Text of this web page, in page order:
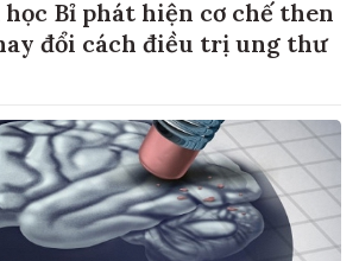
học Bỉ phát hiện cơ chế then
đổi cách điều trị ung thư